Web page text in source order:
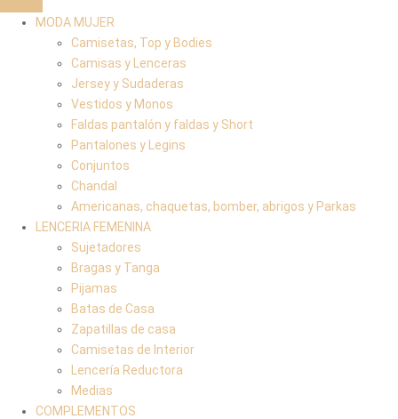
MODA MUJER
Camisetas, Top y Bodies
Camisas y Lenceras
Jersey y Sudaderas
Vestidos y Monos
Faldas pantalón y faldas y Short
Pantalones y Legins
Conjuntos
Chandal
Americanas, chaquetas, bomber, abrigos y Parkas
LENCERIA FEMENINA
Sujetadores
Bragas y Tanga
Pijamas
Batas de Casa
Zapatillas de casa
Camisetas de Interior
Lencería Reductora
Medias
COMPLEMENTOS